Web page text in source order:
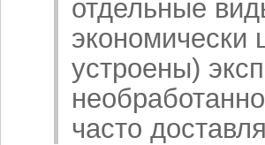
отдельные
экономически
устроены)
часто